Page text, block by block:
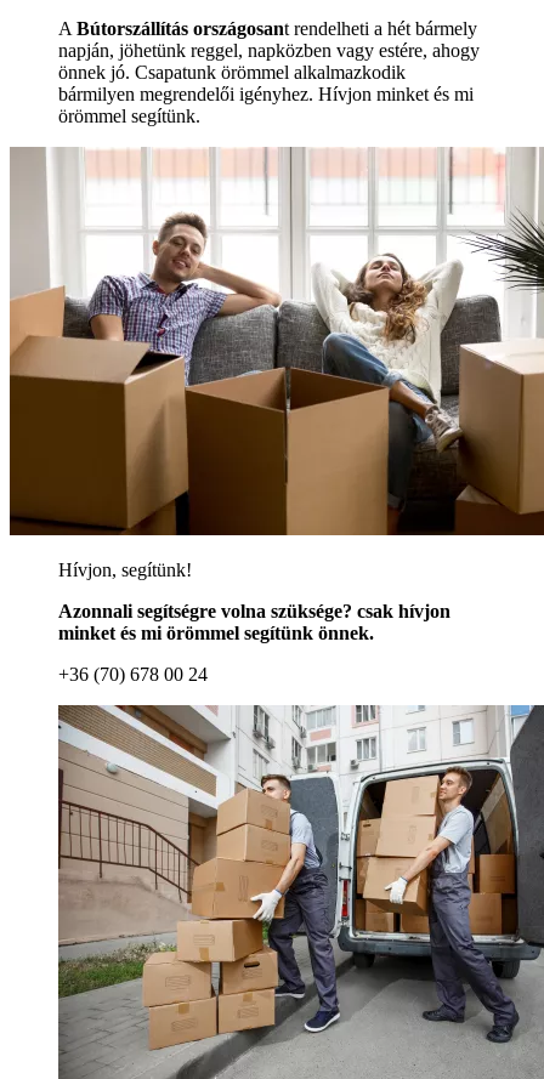
A Bútorszállítás országosant rendelheti a hét bármely
napján, jöhetünk reggel, napközben vagy estére, ahogy
önnek jó. Csapatunk örömmel alkalmazkodik
bármilyen megrendelői igényhez. Hívjon minket és mi
örömmel segítünk.
Hívjon, segítünk!
Azonnali segítségre volna szüksége? csak hívjon
minket és mi örömmel segítünk önnek.
+36 (70) 678 00 24